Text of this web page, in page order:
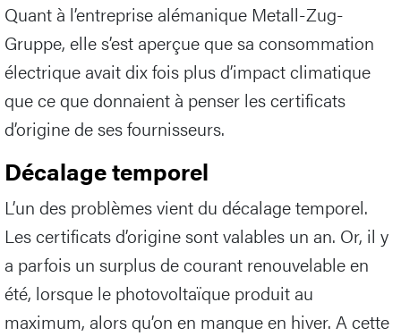
Quant à l’entreprise alémanique Metall-Zug-
Gruppe, elle s’est aperçue que sa consommation
électrique avait dix fois plus d’impact climatique
que ce que donnaient à penser les certificats
d’origine de ses fournisseurs.
Décalage temporel
L’un des problèmes vient du décalage temporel.
Les certificats d’origine sont valables un an. Or, il y
a parfois un surplus de courant renouvelable en
été, lorsque le photovoltaïque produit au
maximum, alors qu’on en manque en hiver. A cette